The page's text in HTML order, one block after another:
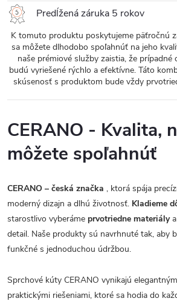
Predĺžená záruka 5 rokov
K tomuto produktu poskytujeme päťročnú
sa môžete dlhodobo spoľahnúť na jeho
naše prémiové služby zaistia, že
budú vyriešené rýchlo a efektívne. Táto
skúsenosť s produktom bude vždy
CERANO - Kvalita,
môžete spoľahnúť
CERANO – česká značka , ktorá spája
moderný dizajn a dlhú životnosť. Kladieme
starostlivo vyberáme prvotriedne materiálya
detail. Naše produkty sú navrhnuté tak, aby
funkčné s jednoduchou údržbou.
Sprchové kúty CERANO vynikajú
praktickými riešeniami, ktoré sa hodia do